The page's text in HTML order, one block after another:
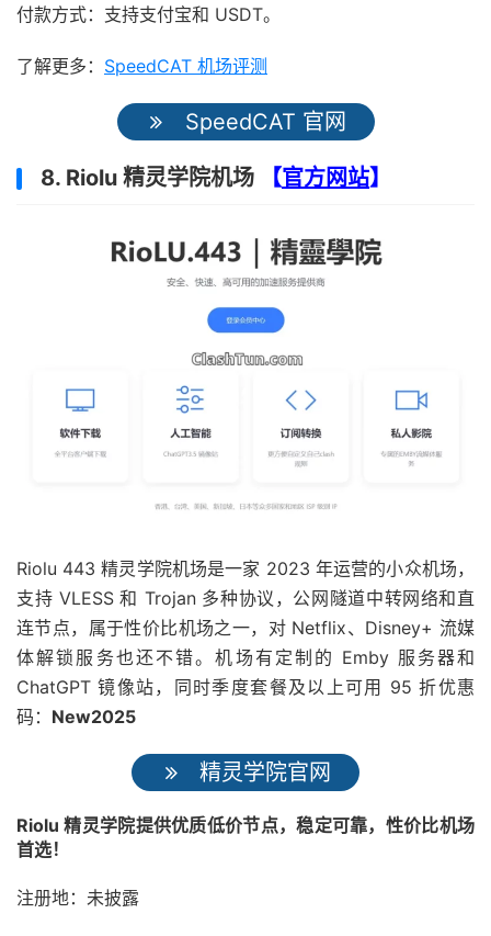
付款方式：支持支付宝和 USDT。
了解更多： SpeedCAT 机场评测
SpeedCAT 官网
8. Riolu 精灵学院机场 【官方网站】
Riolu 443 精灵学院机场是一家 2023 年运营的小众机场，
支持 VLESS 和 Trojan 多种协议，公网隧道中转网络和直
连节点，属于性价比机场之一，对 Netflix、Disney+ 流媒
体解锁服务也还不错。机场有定制的 Emby 服务器和
ChatGPT 镜像站，同时季度套餐及以上可用 95 折优惠
码： New2025
精灵学院官网
Riolu 精灵学院提供优质低价节点，稳定可靠，性价比机场
首选！
注册地：未披露